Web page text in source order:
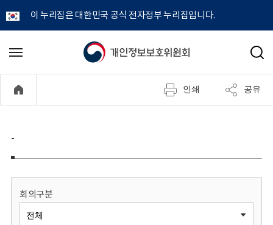
이 누리집은 대한민국 공식 전자정부 누리집입니다.
개
정
보
메
기
검
인쇄 공유
-
회의구분